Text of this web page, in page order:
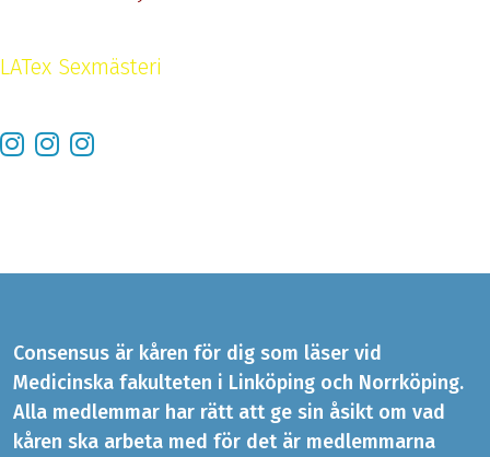
LATex Sexmästeri
Consensus är kåren för dig som läser vid
Medicinska fakulteten i Linköping och Norrköping.
Alla medlemmar har rätt att ge sin åsikt om vad
kåren ska arbeta med för det är medlemmarna